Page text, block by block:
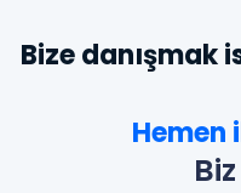
Bize danışmak
Hemen